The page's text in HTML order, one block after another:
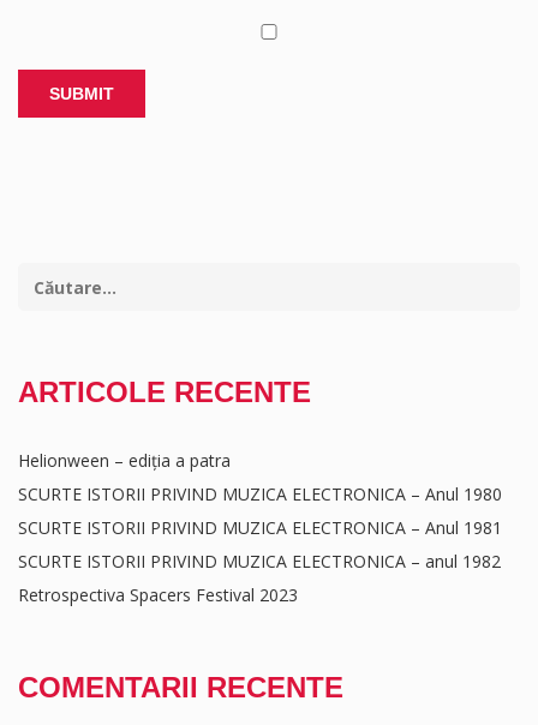
ARTICOLE RECENTE
Helionween – ediția a patra
SCURTE ISTORII PRIVIND MUZICA ELECTRONICA – Anul 1980
SCURTE ISTORII PRIVIND MUZICA ELECTRONICA – Anul 1981
SCURTE ISTORII PRIVIND MUZICA ELECTRONICA – anul 1982
Retrospectiva Spacers Festival 2023
COMENTARII RECENTE